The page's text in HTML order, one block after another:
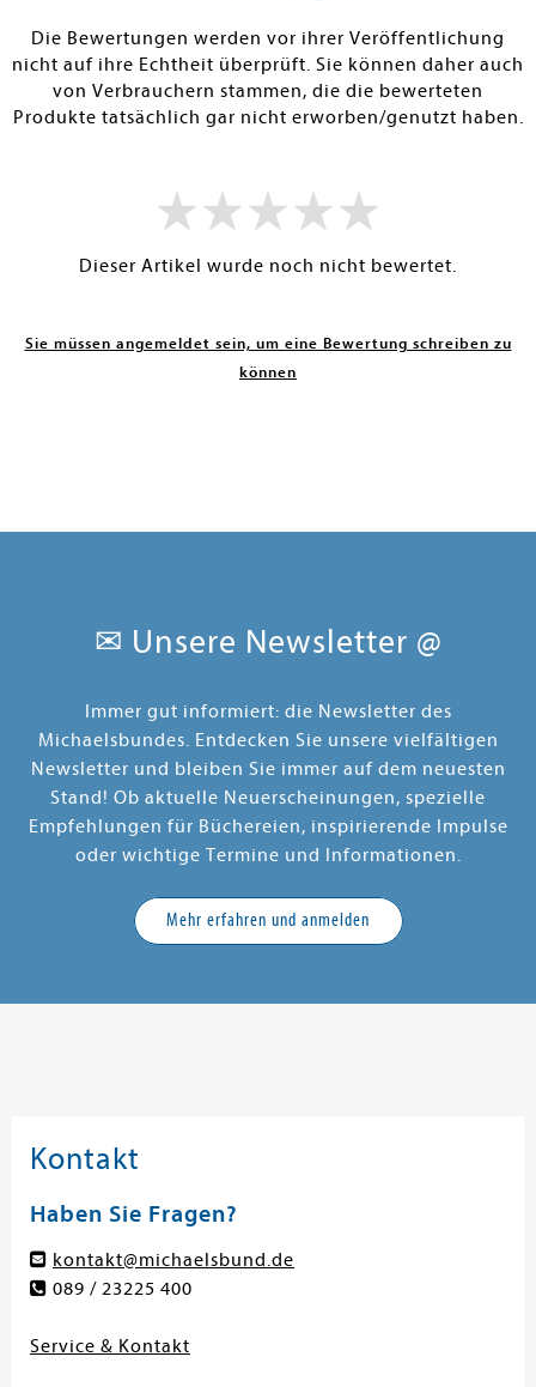
Die Bewertungen werden vor ihrer Veröffentlichung
nicht auf ihre Echtheit überprüft. Sie können daher auch
von Verbrauchern stammen, die die bewerteten
Produkte tatsächlich gar nicht erworben/genutzt haben.
Dieser Artikel wurde noch nicht bewertet.
Sie müssen angemeldet sein, um eine Bewertung schreiben zu
können
✉ Unsere Newsletter @
Immer gut informiert: die Newsletter des
Michaelsbundes. Entdecken Sie unsere vielfältigen
Newsletter und bleiben Sie immer auf dem neuesten
Stand! Ob aktuelle Neuerscheinungen, spezielle
Empfehlungen für Büchereien, inspirierende Impulse
oder wichtige Termine und Informationen.
Mehr erfahren und anmelden
Kontakt
Haben Sie Fragen?
kontakt@michaelsbund.de
089 / 23225 400
Service & Kontakt